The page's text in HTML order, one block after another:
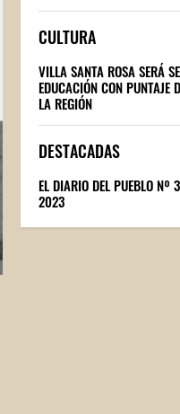
CULTURA
VILLA SANTA ROSA SERÁ
EDUCACIÓN CON PUNTAJE
LA REGIÓN
DESTACADAS
EL DIARIO DEL PUEBLO
2023